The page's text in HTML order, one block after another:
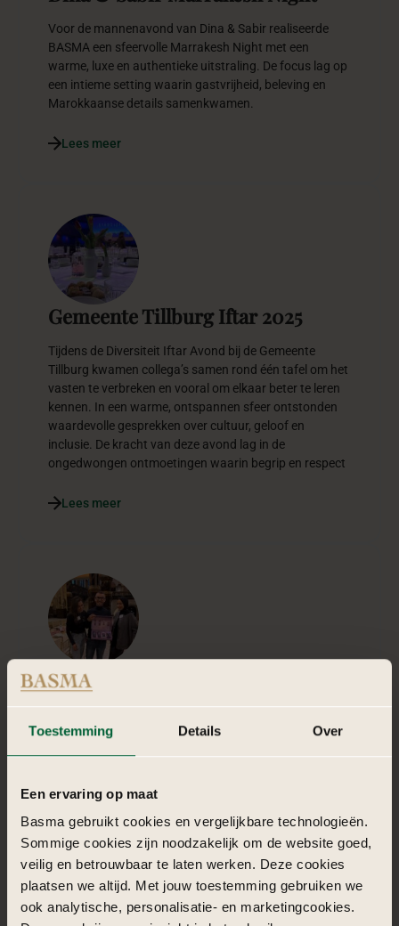
Toestemming Details Over
Een ervaring op maat
Basma gebruikt cookies en vergelijkbare technologieën.
Sommige cookies zijn noodzakelijk om de website goed,
veilig en betrouwbaar te laten werken. Deze cookies
plaatsen we altijd. Met jouw toestemming gebruiken we
ook analytische, personalisatie- en marketingcookies.
Voor de mannenavond van Dina & Sabir realiseerde
BASMA een sfeervolle Marrakesh Night met een
warme, luxe en authentieke uitstraling. De focus lag op
een intieme setting waarin gastvrijheid, beleving en
Marokkaanse details samenkwamen.
Lees meer
Gemeente Tillburg Iftar 2025
Tijdens de Diversiteit Iftar Avond bij de Gemeente
Tillburg kwamen collega’s samen rond één tafel om het
vasten te verbreken en vooral om elkaar beter te leren
kennen. In een warme, ontspannen sfeer ontstonden
waardevolle gesprekken over cultuur, geloof en
inclusie. De kracht van deze avond lag in de
ongedwongen ontmoetingen waarin begrip en respect
Lees meer
Andrélon Ramadan Iftar
Andrélon Ramadan Iftar was een warme en
verbindende merkbeleving, georganiseerd door BASMA
die volledig in het teken stond van diversiteit,
herkenning en het delen van persoonlijke verhalen.
BASMA vertaalde de essentie van Andrélon naar een
Lees meer